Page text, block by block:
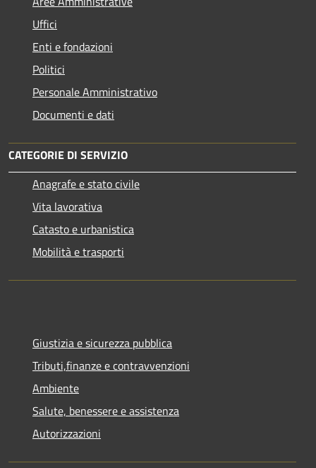
Uffici
Enti e fondazioni
Politici
Personale Amministrativo
Documenti e dati
CATEGORIE DI SERVIZIO
Anagrafe e stato civile
Vita lavorativa
Catasto e urbanistica
Mobilità e trasporti
Giustizia e sicurezza pubblica
Tributi,finanze e contravvenzioni
Ambiente
Salute, benessere e assistenza
Autorizzazioni